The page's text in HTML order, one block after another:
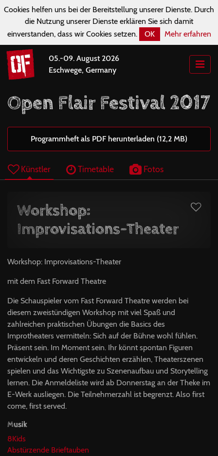
Cookies helfen uns bei der Bereitstellung unserer Dienste. Durch
die Nutzung unserer Dienste erklären Sie sich damit
einverstanden, dass wir Cookies setzen.
OK Mehr erfahren
05.-09. August 2026
Eschwege, Germany
Open Flair Festival 2017
Programmheft als PDF herunterladen (12,2 MB)
Künstler Timetable Fotos
Workshop:
Improvisations-Theater
Workshop: Improvisations-Theater
mit dem Fast Forward Theatre
Die Schauspieler vom Fast Forward Theatre werden bei
diesem zweistündigen Workshop mit viel Spaß und
zahlreichen praktischen Übungen die Basics des
Improtheaters vermitteln: Sich auf der Bühne wohl fühlen.
Präsent sein. Im Moment sein. Ihr könnt spontan Figuren
entwickeln und deren Geschichten erzählen, Theaterszenen
spielen und das Wichtigste zu Szenenaufbau und Storytelling
lernen. Die Anmeldeliste wird ab Donnerstag an der Theke im
E-Werk ausliegen. Die Teilnehmerzahl ist begrenzt. Also first
come, first served.
Musik
8Kids
Abstürzende Brieftauben